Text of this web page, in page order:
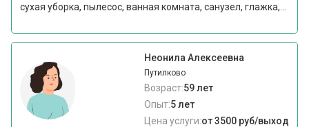
сухая уборка, пылесос, ванная комната, санузел, глажка,...
Неонила Алексеевна
Путилково
Возраст:59 лет
Опыт:5 лет
Цена услуги:от 3500 руб/выход